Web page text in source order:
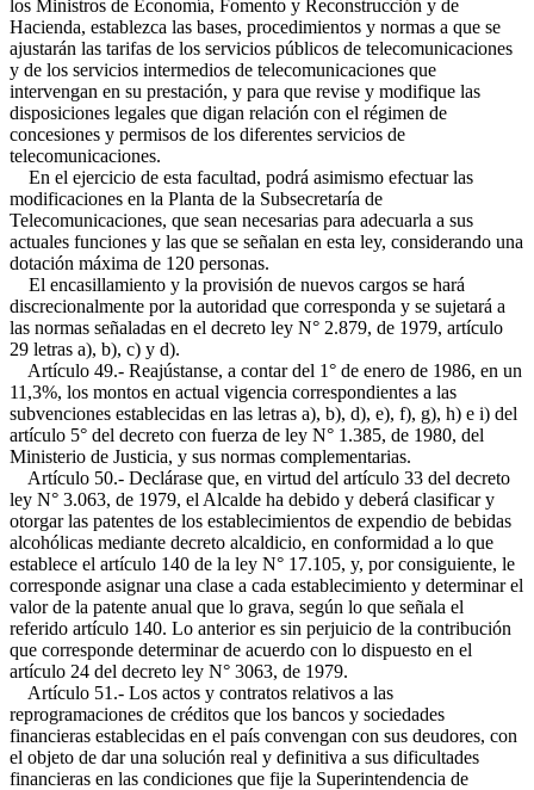
los Ministros de Economía, Fomento y Reconstrucción y de
Hacienda, establezca las bases, procedimientos y normas a que se
ajustarán las tarifas de los servicios públicos de telecomunicaciones
y de los servicios intermedios de telecomunicaciones que
intervengan en su prestación, y para que revise y modifique las
disposiciones legales que digan relación con el régimen de
concesiones y permisos de los diferentes servicios de
telecomunicaciones.
En el ejercicio de esta facultad, podrá asimismo efectuar las
modificaciones en la Planta de la Subsecretaría de
Telecomunicaciones, que sean necesarias para adecuarla a sus
actuales funciones y las que se señalan en esta ley, considerando una
dotación máxima de 120 personas.
El encasillamiento y la provisión de nuevos cargos se hará
discrecionalmente por la autoridad que corresponda y se sujetará a
las normas señaladas en el decreto ley N° 2.879, de 1979, artículo
29 letras a), b), c) y d).
Artículo 49.- Reajústanse, a contar del 1° de enero de 1986, en un
11,3%, los montos en actual vigencia correspondientes a las
subvenciones establecidas en las letras a), b), d), e), f), g), h) e i) del
artículo 5° del decreto con fuerza de ley N° 1.385, de 1980, del
Ministerio de Justicia, y sus normas complementarias.
Artículo 50.- Declárase que, en virtud del artículo 33 del decreto
ley N° 3.063, de 1979, el Alcalde ha debido y deberá clasificar y
otorgar las patentes de los establecimientos de expendio de bebidas
alcohólicas mediante decreto alcaldicio, en conformidad a lo que
establece el artículo 140 de la ley N° 17.105, y, por consiguiente, le
corresponde asignar una clase a cada establecimiento y determinar el
valor de la patente anual que lo grava, según lo que señala el
referido artículo 140. Lo anterior es sin perjuicio de la contribución
que corresponde determinar de acuerdo con lo dispuesto en el
artículo 24 del decreto ley N° 3063, de 1979.
Artículo 51.- Los actos y contratos relativos a las
reprogramaciones de créditos que los bancos y sociedades
financieras establecidas en el país convengan con sus deudores, con
el objeto de dar una solución real y definitiva a sus dificultades
financieras en las condiciones que fije la Superintendencia de